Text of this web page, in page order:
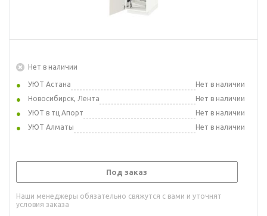
Нет в наличии
УЮТ Астана
Нет в наличии
Новосибирск, Лента
Нет в наличии
УЮТ в тц Апорт
Нет в наличии
УЮТ Алматы
Нет в наличии
Под заказ
Наши менеджеры обязательно свяжутся с вами и уточнят
условия заказа